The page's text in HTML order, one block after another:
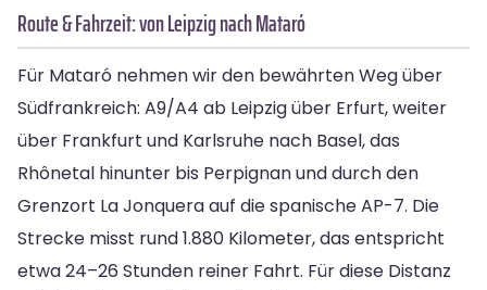
Route & Fahrzeit: von Leipzig nach Mataró
Für Mataró nehmen wir den bewährten Weg über
Südfrankreich: A9/A4 ab Leipzig über Erfurt, weiter
über Frankfurt und Karlsruhe nach Basel, das
Rhônetal hinunter bis Perpignan und durch den
Grenzort La Jonquera auf die spanische AP-7. Die
Strecke misst rund 1.880 Kilometer, das entspricht
etwa 24–26 Stunden reiner Fahrt. Für diese Distanz